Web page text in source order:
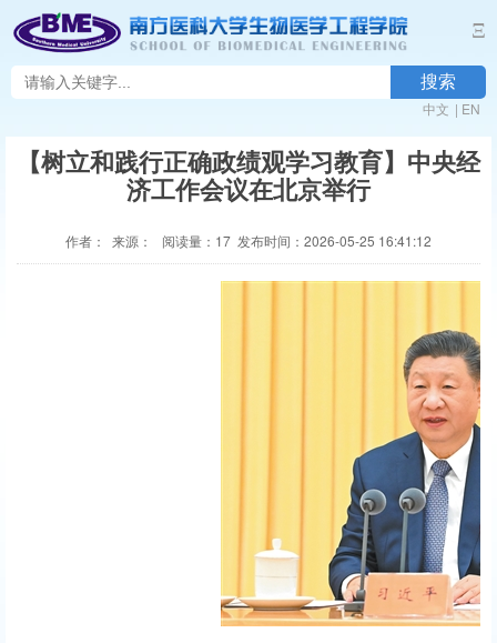
Ξ
搜索
中文 | EN
【树立和践行正确政绩观学习教育】中央经
济工作会议在北京举行
作者： 来源： 阅读量： 17 发布时间：2026-05-25 16:41:12